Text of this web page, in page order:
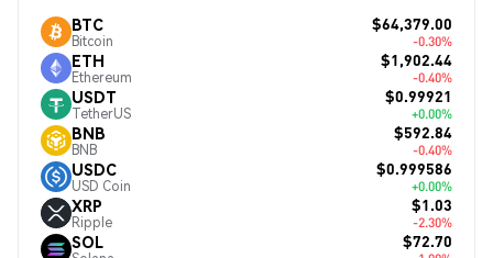
BTC
Bitcoin
$64,379.00
-0.30%
ETH
Ethereum
$1,902.44
-0.40%
USDT
TetherUS
$0.99921
+0.00%
BNB
BNB
$592.84
-0.40%
USDC
USD Coin
$0.999586
+0.00%
XRP
Ripple
$1.03
-2.30%
SOL $72.70